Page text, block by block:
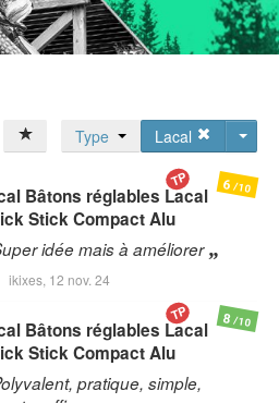
Lacal
Type
Bâtons réglables Lacal
Stick Compact Alu
idée mais à améliorer
ikixes, 12 nov. 24
6/10
TP
Bâtons réglables Lacal
Stick Compact Alu
pratique, simple,
8/10
TP